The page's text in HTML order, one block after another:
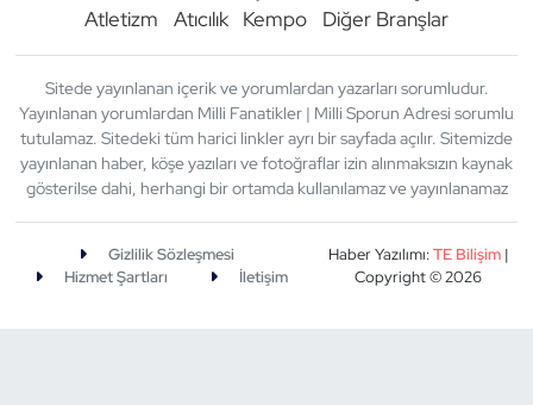
Atletizm
Atıcılık Kempo Diğer Branşlar
Sitede yayınlanan içerik ve yorumlardan yazarları sorumludur.
Yayınlanan yorumlardan Milli Fanatikler | Milli Sporun Adresi sorumlu
tutulamaz. Sitedeki tüm harici linkler ayrı bir sayfada açılır. Sitemizde
yayınlanan haber, köşe yazıları ve fotoğraflar izin alınmaksızın kaynak
gösterilse dahi, herhangi bir ortamda kullanılamaz ve yayınlanamaz
Gizlilik Sözleşmesi
Hizmet Şartları
İletişim
Haber Yazılımı:TE Bilişim|
Copyright © 2026